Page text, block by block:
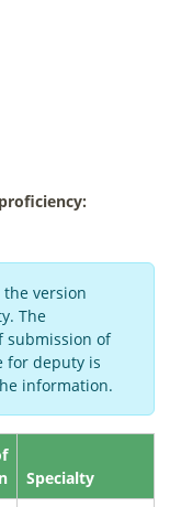
version
The
submission of
for deputy is
information.
Specialty